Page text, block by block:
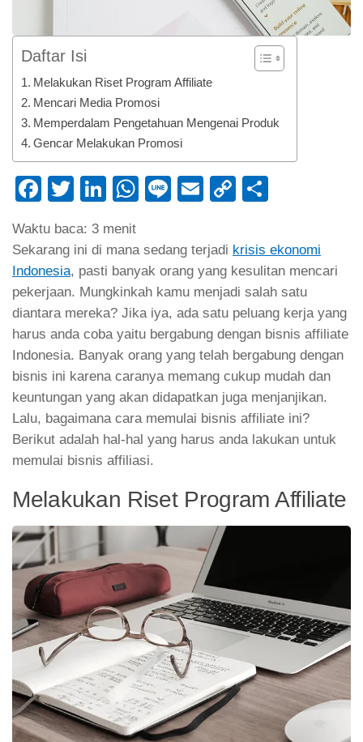
Daftar Isi
Melakukan Riset Program Affiliate
Mencari Media Promosi
Memperdalam Pengetahuan Mengenai Produk
Gencar Melakukan Promosi
Facebook
TwitterLinkedIn
WhatsApp
LineEmailCopy
Waktu baca: 3 menit
Sekarang ini di mana sedang terjadi krisis ekonomi
Indonesia, pasti banyak orang yang kesulitan mencari
pekerjaan. Mungkinkah kamu menjadi salah satu
diantara mereka? Jika iya, ada satu peluang kerja yang
harus anda coba yaitu bergabung dengan bisnis affiliate
Indonesia. Banyak orang yang telah bergabung dengan
bisnis ini karena caranya memang cukup mudah dan
keuntungan yang akan didapatkan juga menjanjikan.
Lalu, bagaimana cara memulai bisnis affiliate ini?
Berikut adalah hal-hal yang harus anda lakukan untuk
memulai bisnis affiliasi.
Melakukan Riset Program Affiliate